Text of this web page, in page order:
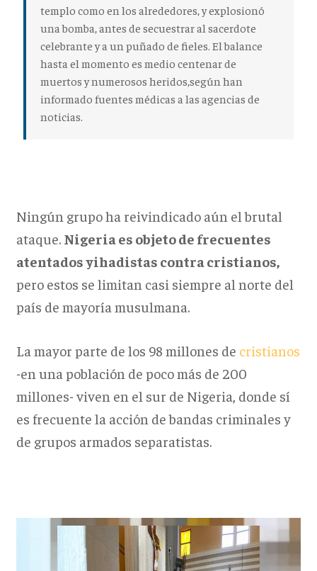
templo como en los alrededores, y explosionó
una bomba, antes de secuestrar al sacerdote
celebrante y a un puñado de fieles. El balance
hasta el momento es medio centenar de
muertos y numerosos heridos,según han
informado fuentes médicas a las agencias de
noticias.
Ningún grupo ha reivindicado aún el brutal
ataque. Nigeria es objeto de frecuentes
atentados yihadistas contra cristianos,
pero estos se limitan casi siempre al norte del
país de mayoría musulmana.
La mayor parte de los 98 millones de cristianos
-en una población de poco más de 200
millones- viven en el sur de Nigeria, donde sí
es frecuente la acción de bandas criminales y
de grupos armados separatistas.